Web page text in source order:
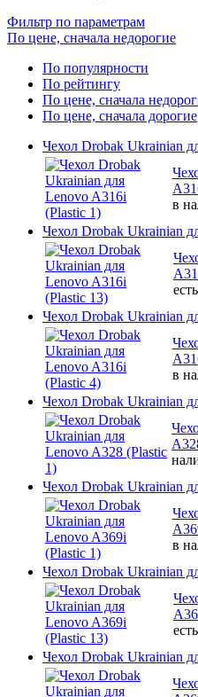
Фильтр по параметрам
По цене, сначала недорогие
По популярности
По рейтингу
По цене, сначала
По цене, сначала дорогие
Чехол Drobak Ukrainian
в
Чехол Drobak Ukrainian
Чехол Drobak Ukrainian
в
Чехол Drobak Ukrainian
Чехол Drobak Ukrainian
в
Чехол Drobak Ukrainian
Чехол Drobak Ukrainian